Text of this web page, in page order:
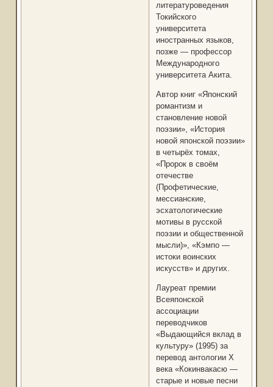
литературоведения
Токийского
университета
иностранных языков,
позже — профессор
Международного
университета Акита.
Автор книг «Японский
романтизм и
становление новой
поэзии», «История
новой японской поэзии»
в четырёх томах,
«Пророк в своём
отечестве
(Профетические,
мессианские,
эсхатологические
мотивы в русской
поэзии и общественной
мысли)», «Кэмпо —
истоки воинских
искусств» и других.
Лауреат премии
Всеяпонской
ассоциации
переводчиков
«Выдающийся вклад в
культуру» (1995) за
перевод антологии Х
века «Кокинвакасю —
старые и новые песни